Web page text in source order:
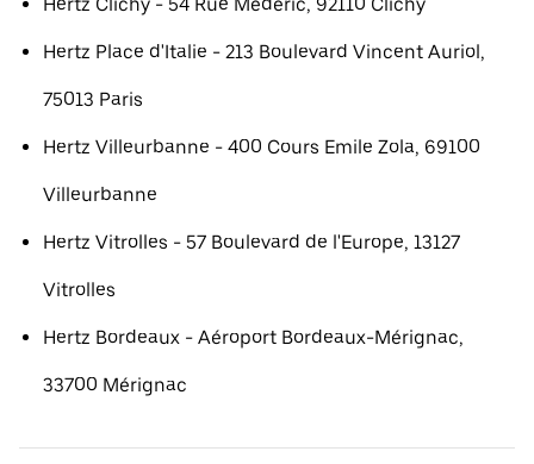
Hertz Place d'Italie - 213 Boulevard Vincent Auriol,
75013 Paris
Hertz Villeurbanne - 400 Cours Emile Zola, 69100
Villeurbanne
Hertz Vitrolles - 57 Boulevard de l'Europe, 13127
Vitrolles
Hertz Bordeaux - Aéroport Bordeaux-Mérignac,
33700 Mérignac